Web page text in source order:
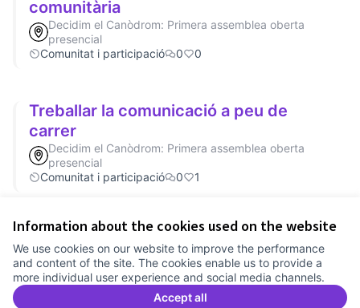
Information about the cookies used on the website
We use cookies on our website to improve the performance
and content of the site. The cookies enable us to provide a
more individual user experience and social media channels.
Accept all
comunitària
Decidim el Canòdrom: Primera assemblea oberta
presencial
Comunitat i participació
0 0
Treballar la comunicació a peu de
carrer
Decidim el Canòdrom: Primera assemblea oberta
presencial
Comunitat i participació
0 1
Cookie settings
Comunitat Canòdrom at Facebook
(External link)
Comunitat Canòdrom at Instagram
(External link)
Comunitat Canòdrom at YouTube
(External link)
English
Triar la llenguaElegir el idiomaChoose language